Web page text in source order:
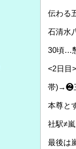
伝わる
石清水
30頃…
<2日目
帯)→❷
本尊と
社駅≠
最後は